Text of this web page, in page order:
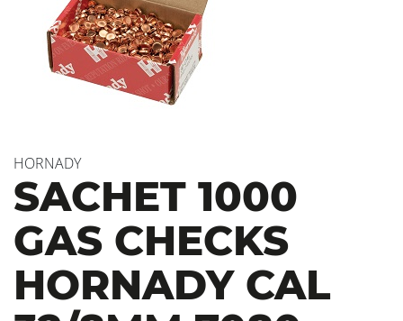
HORNADY
SACHET 1000
GAS CHECKS
HORNADY CAL